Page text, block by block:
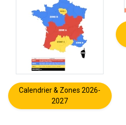
Calendrier & Zones 2026-
2027